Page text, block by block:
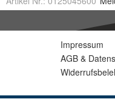
Impressum
AGB &